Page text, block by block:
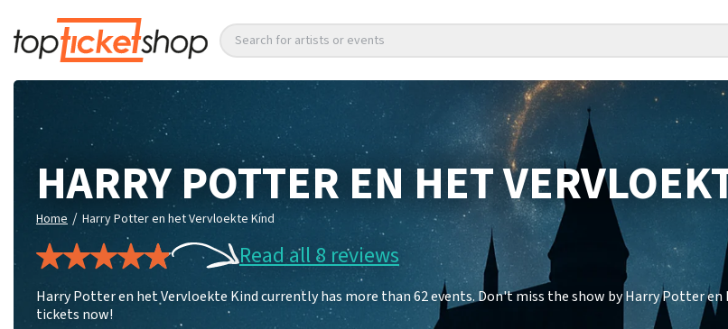
Search for artists or events
HARRY POTTER EN HET
Home / Harry Potter en het Vervloekte Kind
Read all 8 reviews
Harry Potter en het Vervloekte Kind currently has more than 62 events. Don't miss the show by Harry Potter en
tickets now!